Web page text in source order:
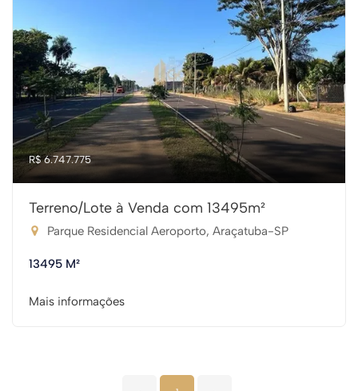
R$ 6.747.775
Terreno/Lote à Venda com 13495m²
Parque Residencial Aeroporto, Araçatuba-SP
13495 M²
Mais informações